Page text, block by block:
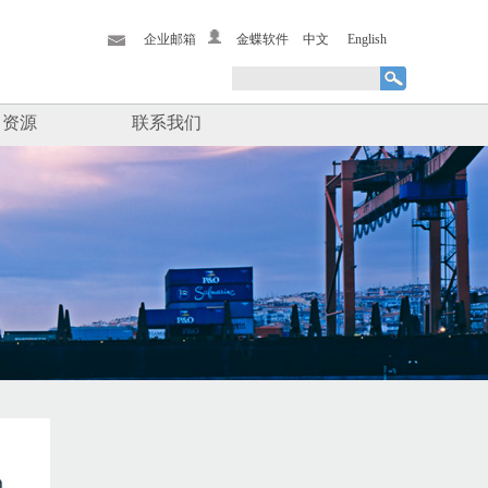
企业邮箱 金蝶软件 中文 English
源 联系我们